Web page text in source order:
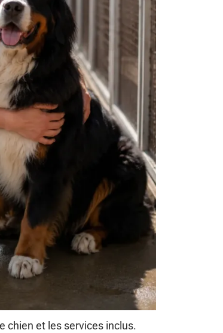
chien et les services inclus.